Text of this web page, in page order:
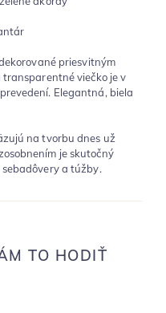
priesvitným
transparentné viečko je v
Elegantná, biela
na tvorbu dnes už
je skutočný
a túžby.
TO HODIŤ